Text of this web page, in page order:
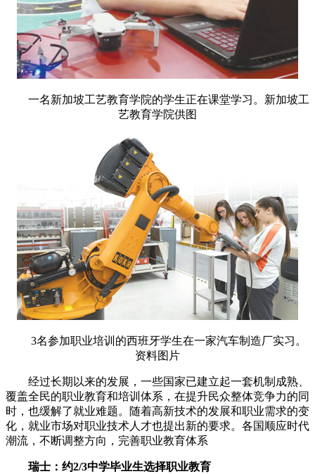
一名新加坡工艺教育学院的学生正在课堂学习。新加坡工
艺教育学院供图
3名参加职业培训的西班牙学生在一家汽车制造厂实习。
资料图片
经过长期以来的发展，一些国家已建立起一套机制成熟、
覆盖全民的职业教育和培训体系，在提升民众整体竞争力的同
时，也缓解了就业难题。随着高新技术的发展和职业需求的变
化，就业市场对职业技术人才也提出新的要求。各国顺应时代
潮流，不断调整方向，完善职业教育体系
瑞士：约2/3中学毕业生选择职业教育